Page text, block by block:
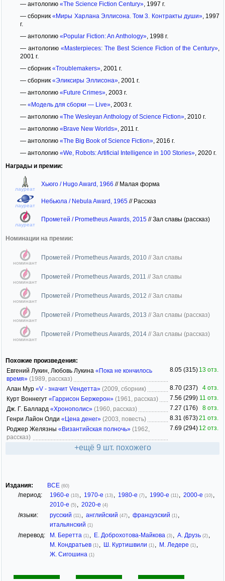
— антологию «The Science Fiction Century», 1997 г.
— сборник«Миры Харлана Эллисона. Том 3. Контракты души», 1997
г.
— антологию «Popular Fiction: An Anthology», 1998 г.
— антологию «Masterpieces: The Best Science Fiction of the Century»
2001 г.
— сборник «Troublemakers», 2001 г.
— сборник «Эликсиры Эллисона», 2001 г.
— антологию «Future Crimes», 2003 г.
— «Модель для сборки — Live», 2003 г.
— антологию «The Wesleyan Anthology of Science Fiction», 2010 г.
— антологию «Brave New Worlds», 2011 г.
— антологию «The Big Book of Science Fiction», 2016 г.
— антологию «We, Robots: Artificial Intelligence in 100 Stories», 2020 г.
Награды и премии:
лауреат
Хьюго / Hugo Award, 1966 // Малая форма
лауреат
Небьюла / Nebula Award, 1965 // Рассказ
лауреат
Прометей / Prometheus Awards, 2015 //Зал славы (рассказ)
Номинации на премии:
номинант
Прометей / Prometheus Awards, 2010 //Зал славы
номинант
Прометей / Prometheus Awards, 2011 //Зал славы
номинант
Прометей / Prometheus Awards, 2012 //Зал славы
номинант
Прометей / Prometheus Awards, 2013 //Зал славы (рассказ)
номинант
Прометей / Prometheus Awards, 2014 //Зал славы (рассказ)
Похожие произведения:
Евгений Лукин, Любовь Лукина «Пока не кончилось
время» (1989, рассказ)
8.05 (315) 13 отз.
Алан Мур «V - значит Vендетта» (2009, сборник) 8.70 (237)
4 отз.
Курт Воннегут «Гаррисон Бержерон» (1961, рассказ) 7.56 (299) 11 отз.
Дж. Г. Баллард «Хронополис» (1960, рассказ) 7.27 (176)
8 отз.
Генри Лайон Олди «Цена денег» (2003, повесть) 8.31 (673)21 отз.
Роджер Желязны «Византийская полночь» (1962,
рассказ)
7.69 (294) 12 отз.
+ещё 9 шт. похожего
Издания: ВСЕ (60)
/период: 1960-е (10) , 1970-е (13) , 1980-е (7) , 1990-е (11) , 2000-е (10) ,
2010-е (5) , 2020-е (4)
/языки: русский (11) , английский (47) , французский (1) ,
итальянский (1)
/перевод: М. Беретта (1) , Е. Доброхотова-Майкова (3) , А. Друзь (2) ,
М. Кондратьев (1) , Ш. Куртишвили (1) , М. Ледере (1) ,
Ж. Сигошина (1)